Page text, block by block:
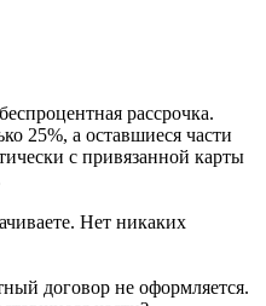
рассрочка.
25%, а оставшиеся части
с привязанной карты
Нет никаких
договор не оформляется.